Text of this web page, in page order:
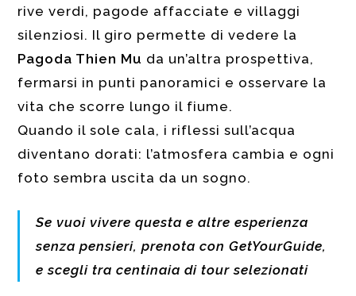
rive verdi, pagode affacciate e villaggi
silenziosi. Il giro permette di vedere la
Pagoda Thien Mu da un’altra prospettiva,
fermarsi in punti panoramici e osservare la
vita che scorre lungo il fiume.
Quando il sole cala, i riflessi sull’acqua
diventano dorati: l’atmosfera cambia e ogni
foto sembra uscita da un sogno.
Se vuoi vivere questa e altre esperienza
senza pensieri, prenota con GetYourGuide,
e scegli tra centinaia di tour selezionati